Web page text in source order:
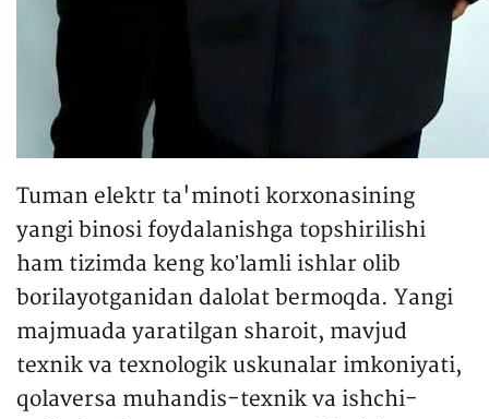
Tuman elektr ta'minoti korxonasining
yangi binosi foydalanishga topshirilishi
ham tizimda keng koʼlamli ishlar olib
borilayotganidan dalolat bermoqda. Yangi
majmuada yaratilgan sharoit, mavjud
texnik va texnologik uskunalar imkoniyati,
qolaversa muhandis-texnik va ishchi-